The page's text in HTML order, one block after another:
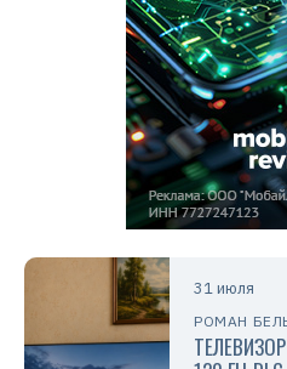
31 июля
РОМАН
ТЕЛЕВИЗОР